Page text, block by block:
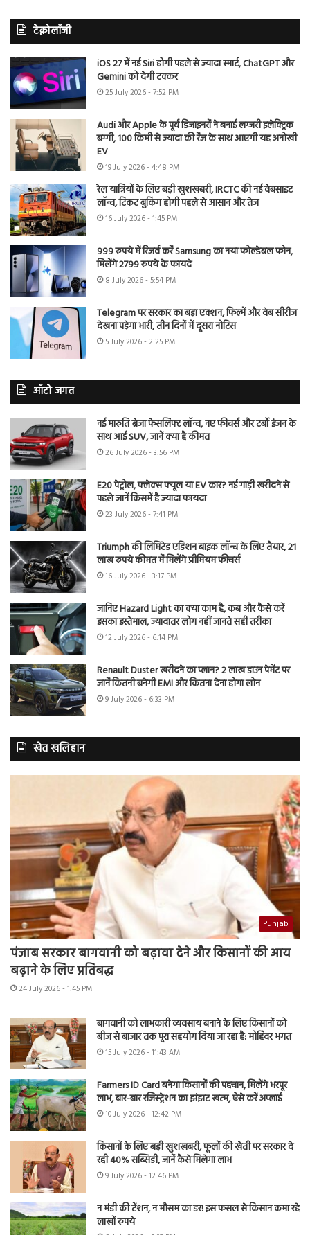
टेक्नोलॉजी
iOS 27 में नई Siri होगी पहले से ज्यादा स्मार्ट, ChatGPT और
Gemini को देगी टक्कर
25 July 2026 - 7:52 PM
Audi और Apple के पूर्व डिजाइनरों ने बनाई लग्जरी इलेक्ट्रिक
बग्गी, 100 किमी से ज्यादा की रेंज के साथ आएगी यह अनोखी
EV
19 July 2026 - 4:48 PM
रेल यात्रियों के लिए बड़ी खुशखबरी, IRCTC की नई वेबसाइट
लॉन्च, टिकट बुकिंग होगी पहले से आसान और तेज
16 July 2026 - 1:45 PM
999 रुपये में रिजर्व करें Samsung का नया फोल्डेबल फोन,
मिलेंगे 2799 रुपये के फायदे
8 July 2026 - 5:54 PM
Telegram पर सरकार का बड़ा एक्शन, फिल्में और वेब सीरीज
देखना पड़ेगा भारी, तीन दिनों में दूसरा नोटिस
5 July 2026 - 2:25 PM
ऑटो जगत
नई मारुति ब्रेजा फेसलिफ्ट लॉन्च, नए फीचर्स और टर्बो इंजन के
साथ आई SUV, जानें क्या है कीमत
26 July 2026 - 3:56 PM
E20 पेट्रोल, फ्लेक्स फ्यूल या EV कार? नई गाड़ी खरीदने से
पहले जानें किसमें है ज्यादा फायदा
23 July 2026 - 7:41 PM
Triumph की लिमिटेड एडिशन बाइक लॉन्च के लिए तैयार, 21
लाख रुपये कीमत में मिलेंगे प्रीमियम फीचर्स
16 July 2026 - 3:17 PM
जानिए Hazard Light का क्या काम है, कब और कैसे करें
इसका इस्तेमाल, ज्यादातर लोग नहीं जानते सही तरीका
12 July 2026 - 6:14 PM
Renault Duster खरीदने का प्लान? 2 लाख डाउन पेमेंट पर
जानें कितनी बनेगी EMI और कितना देना होगा लोन
9 July 2026 - 6:33 PM
खेत खलिहान
Punjab
पंजाब सरकार बागवानी को बढ़ावा देने और किसानों की आय
बढ़ाने के लिए प्रतिबद्ध
24 July 2026 - 1:45 PM
बागवानी को लाभकारी व्यवसाय बनाने के लिए किसानों को
बीज से बाजार तक पूरा सहयोग दिया जा रहा है: मोहिंदर भगत
15 July 2026 - 11:43 AM
Farmers ID Card बनेगा किसानों की पहचान, मिलेंगे भरपूर
लाभ, बार-बार रजिस्ट्रेशन का झंझट खत्म, ऐसे करें अप्लाई
10 July 2026 - 12:42 PM
किसानों के लिए बड़ी खुशखबरी, फूलों की खेती पर सरकार दे
रही 40% सब्सिडी, जानें कैसे मिलेगा लाभ
9 July 2026 - 12:46 PM
न मंडी की टेंशन, न मौसम का डर! इस फसल से किसान कमा रहे
लाखों रुपये